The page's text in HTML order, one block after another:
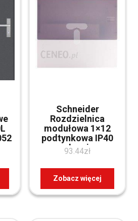
Schneider
Rozdzielnica
modułowa 1×12
podtynkowa IP40
drzwi
przezroczyste Mini
Pragma MIP22112T
93.44zł
Zobacz więcej